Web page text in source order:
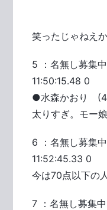
笑ったじゃねえか
5 ：名無し募集
11:50:15.48 0
●水森かおり (4)
太りすぎ。モー
6 ：名無し募集
11:52:45.33 0
今は70点以下の
7 ：名無し募集